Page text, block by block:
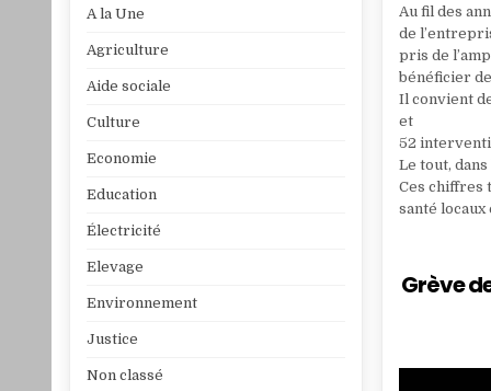
Au fil des
de
pris de
bénéficier
Il convient
et
52
Le tout,
Ces chiffres
santé
Grève
A la Une
Agriculture
Aide sociale
Culture
Economie
Education
Électricité
Elevage
Environnement
Justice
Non classé